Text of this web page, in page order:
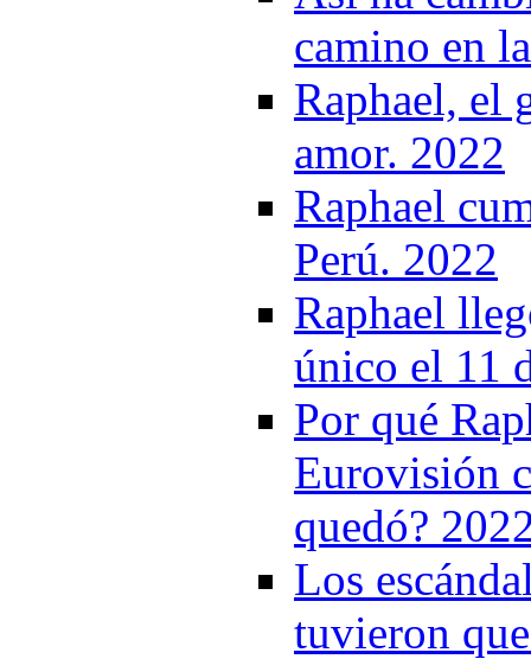
camino en
Raphael, el
amor. 2022
Raphael
Perú. 2022
Raphael
único el 11
Por qué
Eurovisión
quedó?
Los
tuvieron